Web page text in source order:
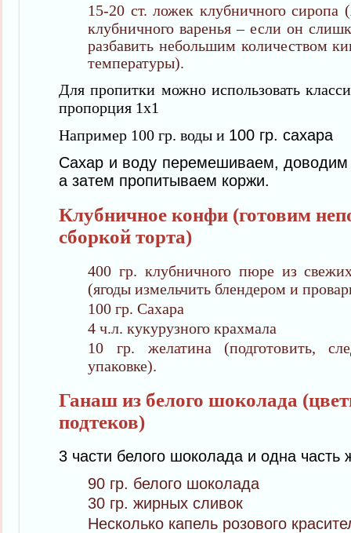
15-20 ст. ложек клубничного сиропа
клубничного варенья – если он
разбавить небольшим количеством
температуры).
Для пропитки можно использовать
пропорция 1х1
Например 100 гр. воды и 100 гр. сахара
Сахар и воду перемешиваем, доводим
а затем пропитываем коржи.
Клубничное конфи (готовим
сборкой торта)
400 гр. клубничного пюре из
(ягоды измельчить блендером и
100 гр. Сахара
4 ч.л. кукурузного крахмала
10 гр. желатина (подготовить,
упаковке).
Ганаш из белого шоколада
подтеков)
3 части белого шоколада и одна часть
90 гр. белого шоколада
30 гр. жирных сливок
Несколько капель розового